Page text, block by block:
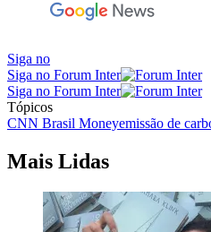
Siga no
Siga no Forum Inter
Siga no Forum Inter
Tópicos
CNN Brasil Moneyemissão de
Mais Lidas